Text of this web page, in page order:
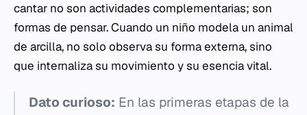
cantar no son actividades complementarias; son
formas de pensar. Cuando un niño modela un animal
de arcilla, no solo observa su forma externa, sino
que internaliza su movimiento y su esencia vital.
Dato curioso: En las primeras etapas de la